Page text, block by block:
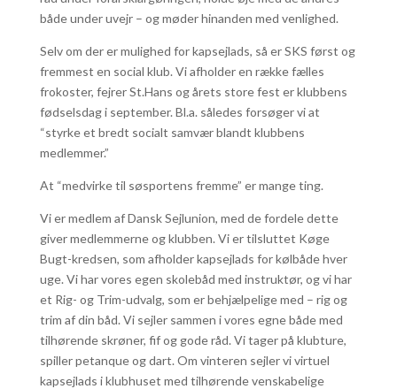
både under uvejr – og møder hinanden med venlighed.
Selv om der er mulighed for kapsejlads, så er SKS først og
fremmest en social klub. Vi afholder en række fælles
frokoster, fejrer St.Hans og årets store fest er klubbens
fødselsdag i september. Bl.a. således forsøger vi at
“styrke et bredt socialt samvær blandt klubbens
medlemmer.”
At “medvirke til søsportens fremme” er mange ting.
Vi er medlem af Dansk Sejlunion, med de fordele dette
giver medlemmerne og klubben. Vi er tilsluttet Køge
Bugt-kredsen, som afholder kapsejlads for kølbåde hver
uge. Vi har vores egen skolebåd med instruktør, og vi har
et Rig- og Trim-udvalg, som er behjælpelige med – rig og
trim af din båd. Vi sejler sammen i vores egne både med
tilhørende skrøner, fif og gode råd. Vi tager på klubture,
spiller petanque og dart. Om vinteren sejler vi virtuel
kapsejlads i klubhuset med tilhørende venskabelige